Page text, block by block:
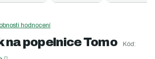
hodnocení
na popelnice Tomo Kód: